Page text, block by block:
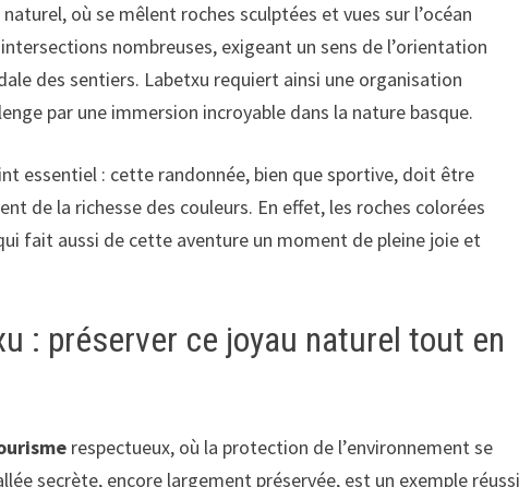
où se mêlent roches sculptées et vues sur l’océan
nombreuses, exigeant un sens de l’orientation
des sentiers. Labetxu requiert ainsi une organisation
par une immersion incroyable dans la nature basque.
essentiel : cette randonnée, bien que sportive, doit être
de la richesse des couleurs. En effet, les roches colorées
fait aussi de cette aventure un moment de pleine joie et
: préserver ce joyau naturel tout en
respectueux, où la protection de l’environnement se
secrète, encore largement préservée, est un exemple